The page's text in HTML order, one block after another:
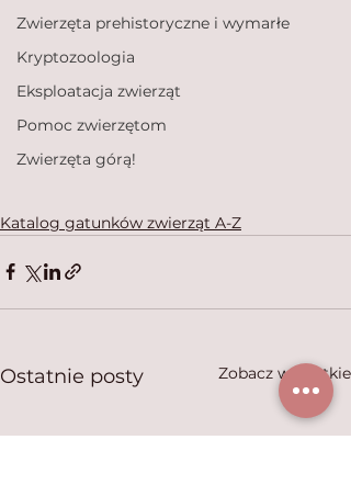
Zwierzęta prehistoryczne i wymarłe
Kryptozoologia
Eksploatacja zwierząt
Pomoc zwierzętom
Zwierzęta górą!
Katalog gatunków zwierząt A-Z
Ostatnie posty Zobacz wszystkie